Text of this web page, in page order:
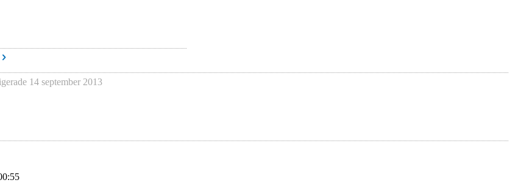
14 september 2013